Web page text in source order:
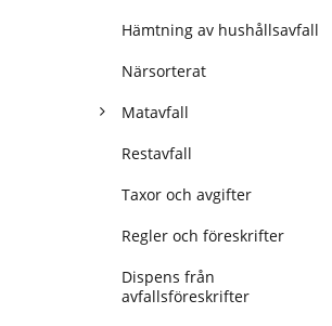
Hämtning av hushållsavfall
Närsorterat
Matavfall
Restavfall
Taxor och avgifter
Regler och föreskrifter
Dispens från
avfallsföreskrifter